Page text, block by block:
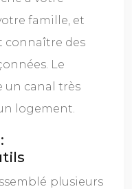
famille, et
connaître des
Le
un canal très
logement.
plusieurs